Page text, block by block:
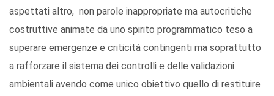
aspettati altro, non parole inappropriate ma autocritiche
costruttive animate da uno spirito programmatico teso a
superare emergenze e criticità contingenti ma soprattutto
a rafforzare il sistema dei controlli e delle validazioni
ambientali avendo come unico obiettivo quello di restituire